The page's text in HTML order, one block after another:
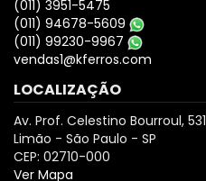
(011) 3951-5475
(011) 94678-5609
(011) 99230-9967
vendas1@kferros.com
LOCALIZAÇÃO
Av. Prof. Celestino Bourroul, 531
Limão - São Paulo - SP
CEP: 02710-000
Ver Mapa